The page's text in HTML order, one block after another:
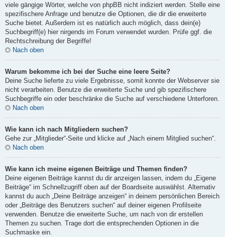
viele gängige Wörter, welche von phpBB nicht indiziert werden. Stelle eine
spezifischere Anfrage und benutze die Optionen, die dir die erweiterte
Suche bietet. Außerdem ist es natürlich auch möglich, dass dein(e)
Suchbegriff(e) hier nirgends im Forum verwendet wurden. Prüfe ggf. die
Rechtschreibung der Begriffe!
Nach oben
Warum bekomme ich bei der Suche eine leere Seite?
Deine Suche lieferte zu viele Ergebnisse, somit konnte der Webserver sie
nicht verarbeiten. Benutze die erweiterte Suche und gib spezifischere
Suchbegriffe ein oder beschränke die Suche auf verschiedene Unterforen.
Nach oben
Wie kann ich nach Mitgliedern suchen?
Gehe zur „Mitglieder“-Seite und klicke auf „Nach einem Mitglied suchen“.
Nach oben
Wie kann ich meine eigenen Beiträge und Themen finden?
Deine eigenen Beiträge kannst du dir anzeigen lassen, indem du „Eigene
Beiträge“ im Schnellzugriff oben auf der Boardseite auswählst. Alternativ
kannst du auch „Deine Beiträge anzeigen“ in deinem persönlichen Bereich
oder „Beiträge des Benutzers suchen“ auf deiner eigenen Profilseite
verwenden. Benutze die erweiterte Suche, um nach von dir erstellen
Themen zu suchen. Trage dort die entsprechenden Optionen in die
Suchmaske ein.